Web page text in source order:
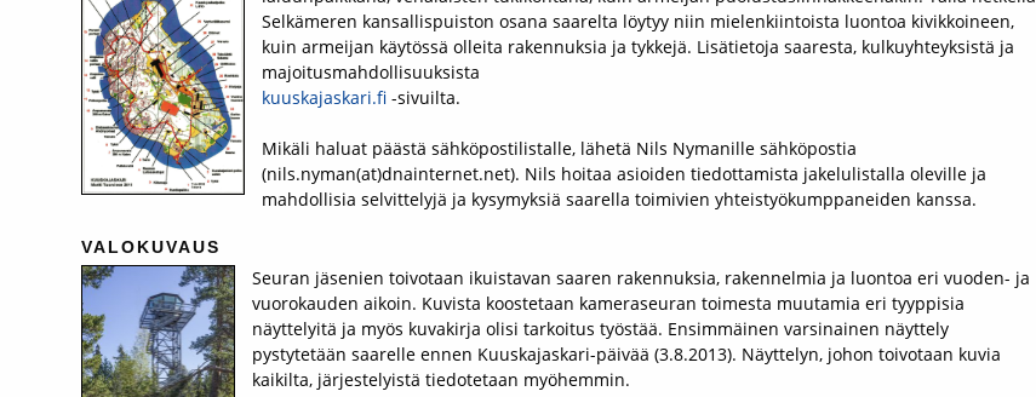
Selkämeren kansallispuiston osana saarelta löytyy niin mielenkiintoista luontoa kivikkoineen,
kuin armeijan käytössä olleita rakennuksia ja tykkejä. Lisätietoja saaresta, kulkuyhteyksistä ja
majoitusmahdollisuuksista
kuuskajaskari.fi -sivuilta.
Mikäli haluat päästä sähköpostilistalle, lähetä Nils Nymanille sähköpostia
(nils.nyman(at)dnainternet.net). Nils hoitaa asioiden tiedottamista jakelulistalla oleville ja
mahdollisia selvittelyjä ja kysymyksiä saarella toimivien yhteistyökumppaneiden kanssa.
VALOKUVAUS
Seuran jäsenien toivotaan ikuistavan saaren rakennuksia, rakennelmia ja luontoa eri vuoden- ja
vuorokauden aikoin. Kuvista koostetaan kameraseuran toimesta muutamia eri tyyppisia
näyttelyitä ja myös kuvakirja olisi tarkoitus työstää. Ensimmäinen varsinainen näyttely
pystytetään saarelle ennen Kuuskajaskari-päivää (3.8.2013). Näyttelyn, johon toivotaan kuvia
kaikilta, järjestelyistä tiedotetaan myöhemmin.